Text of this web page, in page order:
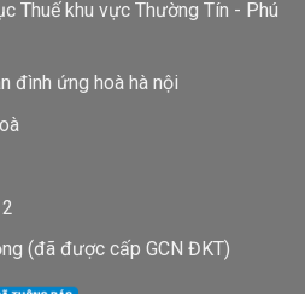
Thuế khu vực Thường Tín - Phú
đình ứng hoà hà nội
(đã được cấp GCN ĐKT)